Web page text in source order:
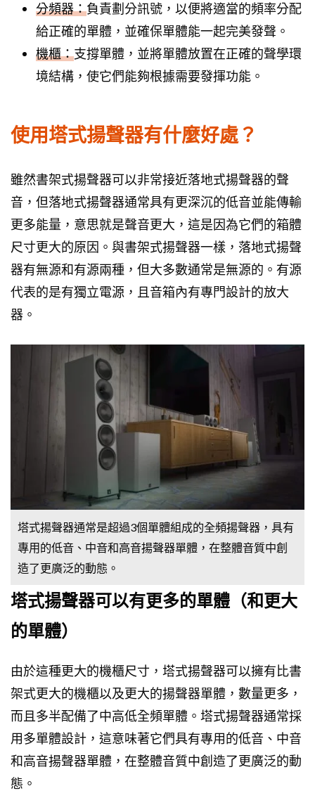
分頻器：負責劃分訊號，以便將適當的頻率分配
給正確的單體，並確保單體能一起完美發聲。
機櫃：支撐單體，並將單體放置在正確的聲學環
境結構，使它們能夠根據需要發揮功能。
使用塔式揚聲器有什麼好處？
雖然書架式揚聲器可以非常接近落地式揚聲器的聲
音，但落地式揚聲器通常具有更深沉的低音並能傳輸
更多能量，意思就是聲音更大，這是因為它們的箱體
尺寸更大的原因。與書架式揚聲器一樣，落地式揚聲
器有無源和有源兩種，但大多數通常是無源的。有源
代表的是有獨立電源，且音箱內有專門設計的放大
器。
塔式揚聲器通常是超過3個單體組成的全頻揚聲器，具有
專用的低音、中音和高音揚聲器單體，在整體音質中創
造了更廣泛的動態。
塔式揚聲器可以有更多的單體（和更大
的單體）
由於這種更大的機櫃尺寸，塔式揚聲器可以擁有比書
架式更大的機櫃以及更大的揚聲器單體，數量更多，
而且多半配備了中高低全頻單體。塔式揚聲器通常採
用多單體設計，這意味著它們具有專用的低音、中音
和高音揚聲器單體，在整體音質中創造了更廣泛的動
態。